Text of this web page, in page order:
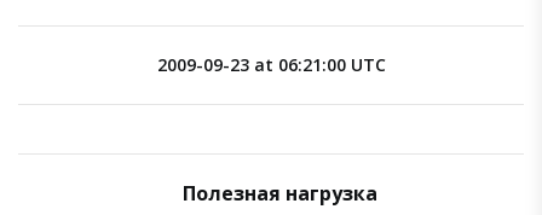
2009-09-23 at 06:21:00 UTC
Полезная нагрузка